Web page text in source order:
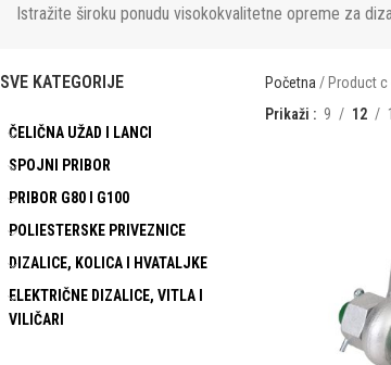
Istražite široku ponudu visokokvalitetne opreme za
SVE KATEGORIJE
ČELIČNA UŽAD I LANCI
SPOJNI PRIBOR
PRIBOR G80 I G100
POLIESTERSKE PRIVEZNICE
DIZALICE, KOLICA I HVATALJKE
ELEKTRIČNE DIZALICE, VITLA I
VILIČARI
Početna Product
Prikaži
9 12